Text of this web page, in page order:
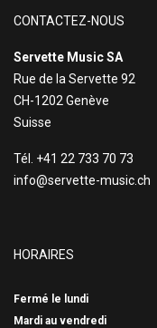
CONTACTEZ-NOUS
Servette Music SA
Rue de la Servette 92
CH-1202 Genève
Suisse
Tél. +41 22 733 70 73
info@servette-music.ch
HORAIRES
Fermé le lundi
Mardi au vendredi